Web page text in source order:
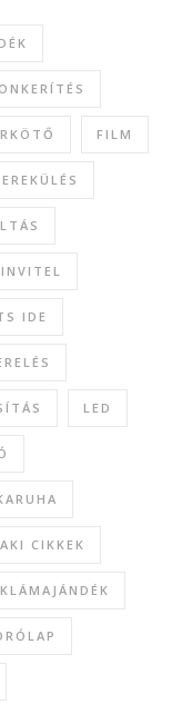
FILM
INVITEL
IDE
LED
CIKKEK